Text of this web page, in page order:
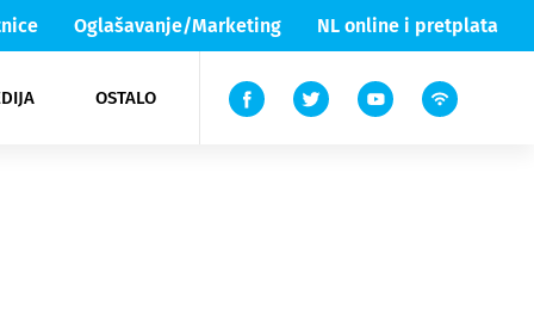
Oglašavanje/Marketing NL online i pretplata
OSTALO
Lika & Senj
TV